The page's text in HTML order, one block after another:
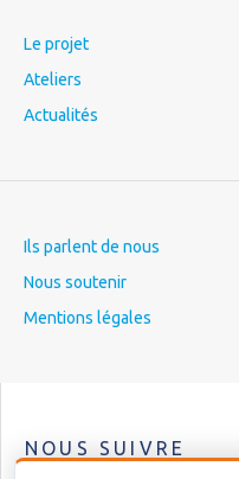
Le projet
Ateliers
Actualités
Ils parlent de nous
Nous soutenir
Mentions légales
NOUS SUIVRE